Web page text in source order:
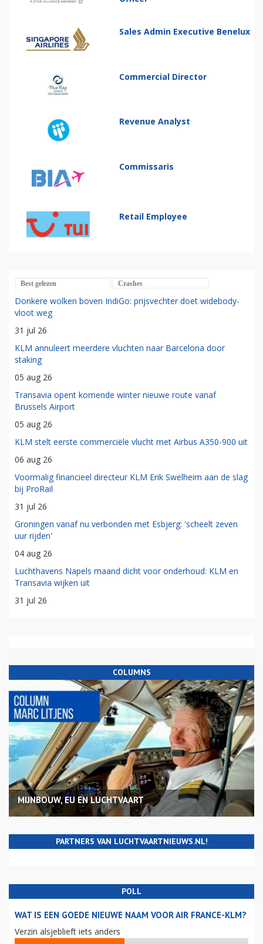
Sales Admin Executive Benelux
Commercial Director
Revenue Analyst
Commissaris
Retail Employee
Best gelezen Crashes
Donkere wolken boven IndiGo: prijsvechter doet widebody-
vloot weg
31 jul 26
KLM annuleert meerdere vluchten naar Barcelona door
staking
05 aug 26
Transavia opent komende winter nieuwe route vanaf
Brussels Airport
05 aug 26
KLM stelt eerste commerciële vlucht met Airbus A350-900 uit
06 aug 26
Voormalig financieel directeur KLM Erik Swelheim aan de slag
bij ProRail
31 jul 26
Groningen vanaf nu verbonden met Esbjerg: 'scheelt zeven
uur rijden'
04 aug 26
Luchthavens Napels maand dicht voor onderhoud: KLM en
Transavia wijken uit
31 jul 26
COLUMNS
MIJNBOUW, EU EN LUCHTVAART
PARTNERS VAN LUCHTVAARTNIEUWS.NL!
POLL
WAT IS EEN GOEDE NIEUWE NAAM VOOR AIR FRANCE-KLM?
Verzin alsjeblieft iets anders